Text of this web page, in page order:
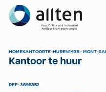
Allten
VIND
HOMEKANTOORTE-HUREN1435 - MONT-
Kantoor te huur
REF: 3695352